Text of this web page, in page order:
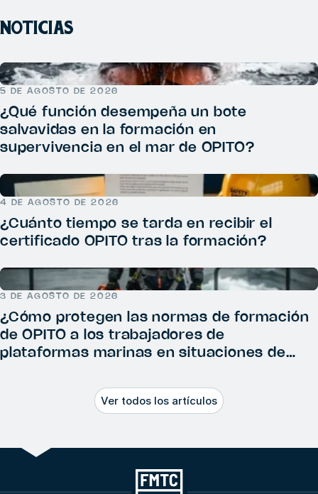
NOTICIAS
5 DE AGOSTO DE 2026
¿Qué función desempeña un bote
salvavidas en la formación en
supervivencia en el mar de OPITO?
4 DE AGOSTO DE 2026
¿Cuánto tiempo se tarda en recibir el
certificado OPITO tras la formación?
3 DE AGOSTO DE 2026
¿Cómo protegen las normas de formación
de OPITO a los trabajadores de
plataformas marinas en situaciones de
Ver todos los artículos